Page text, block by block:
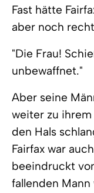
Fast hätte
aber noch
"Die Frau!
unbewaffnet."
Aber seine
weiter zu
den Hals
Fairfax war
beeindruckt
fallenden